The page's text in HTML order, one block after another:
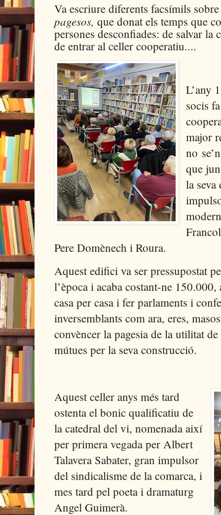
Va escriure diferents facsímils
pagesos, que donat els temps que
persones desconfiades: de salvar la
de entrar al celler cooperatiu....
L’any
socis
major
no
que
la
Pere Domènech i Roura.
Aquest edifici va ser pressupostat
l’època i acaba costant-ne
casa per casa i fer parlaments i
inversemblants com ara, eres,
convèncer la pagesia de la utilitat
mútues per la seva construcció.
Aquest celler anys més tard
ostenta el bonic qualificatiu de
la catedral del vi, nomenada així
per primera vegada per Albert
Talavera Sabater, gran impulsor
del sindicalisme de la comarca, i
mes tard pel poeta i dramaturg
Angel Guimerà.